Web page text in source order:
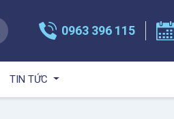
0963 396 115
TIN TỨC